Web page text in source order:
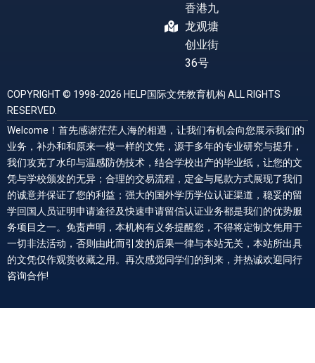
香港九
龙观塘
创业街
36号
COPYRIGHT © 1998-2026 HELP国际文凭教育机构 ALL RIGHTS
RESERVED.
Welcome！首先感谢茫茫人海的相遇，让我们有机会向您展示我们的
业务，补办和和原来一模一样的文凭，源于多年的专业研究与提升，
我们攻克了水印与温感防伪技术，结合学校出产的毕业纸，让您的文
凭与学校颁发的无异；合理的交易流程，定金与尾款方式展现了我们
的诚意并保证了您的利益；强大的国外学历学位认证渠道，稳妥的留
学回国人员证明申请途径及快速申请留信认证业务都是我们的优势服
务项目之一。免责声明，本机构有义务提醒您，不得将定制文凭用于
一切非法活动，否则由此而引发的后果一律与本站无关，本站所出具
的文凭仅作观赏收藏之用。再次感觉同学们的到来，并热诚欢迎同行
咨询合作!